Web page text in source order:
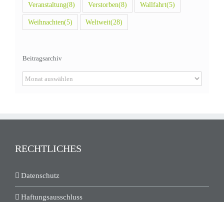
Veranstaltung(8) Verstorben(8) Wallfahrt(5)
Weihnachten(5) Weltweit(28)
Beitragsarchiv
Beitragsarchiv
RECHTLICHES
Datenschutz
Haftungsausschluss